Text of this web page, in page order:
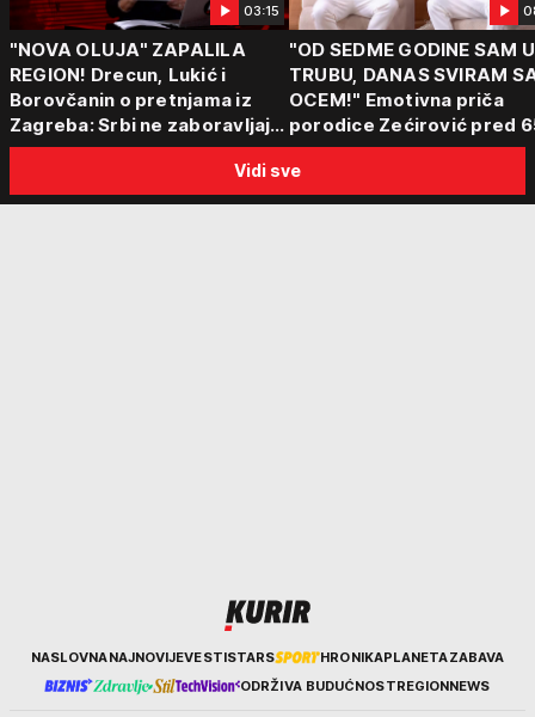
03:15
"NOVA OLUJA" ZAPALILA
REGION! Drecun, Lukić i
Borovčanin o pretnjama iz
Zagreba: Srbi ne zaboravljaju
progon
"OD SEDME GODINE SAM
TRUBU, DANAS SVIRAM
OCEM!" Emotivna priča
porodice Zećirović pred
Sabor trubača u Guči
Vidi sve
KurirNASLOVNANAJNOVIJEVESTISTARS HRONIKAPLANETAZABAVA
ODRŽIVA BUDUĆNOSTREGIONNEWS